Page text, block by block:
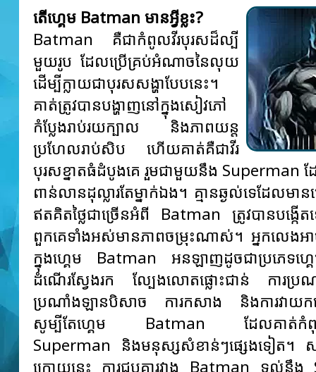
តើហ្គេម Batman មានអ្វីខ្លះ?
Batman គឺជាកំពូលវីរបុរសដ៏ល្បី
មួយរូប ដែលប្រើគ្រប់អំណាចនៃលុយ
ដើម្បីក្លាយជាបុរសសង្ហាបែបនេះ។
គាត់ត្រូវបានបង្ហាញនៅក្នុងសៀវភៅ
កំប្លែងរាប់រយក្បាល និងភាពយន្ត
ប្រហែលរាប់សិប ហើយគាត់គឺជាវីរ
បុរសខ្នាតធំដំបូងគេ រួមជាមួយនឹង Superman ដ
ពាន់លានដុល្លារតែម្នាក់ឯង។ គ្មានឆ្ងល់ទេដែលម
ឥតគិតថ្លៃជាច្រើនអំពី Batman ត្រូវបានបង្ក
ពួកគេទាំងអស់មានភាពចម្រុះណាស់។ អ្នកលេង
ក្នុងហ្គេម Batman អនឡាញដូចជាប្រភេទហ្គ
ដំណើរស្វែងរក ល្បែងលោតផ្លោះជាន់ ការប្
ប្រណាំងឡានបិសាច ការកសាង និងការវាយក
សូម្បីតែហ្គេម Batman ដែលគាត់កំ
Superman និងមនុស្សសំខាន់ៗផ្សេងទៀត។ ស
ក្រោយនេះ ការជួបគ្នារវាង Batman ទល់នឹ